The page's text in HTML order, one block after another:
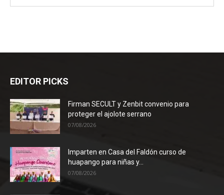
EDITOR PICKS
Firman SECULT y Zenbit convenio para
proteger el ajolote serrano
07/08/2026
Imparten en Casa del Faldón curso de
huapango para niñas y...
07/08/2026